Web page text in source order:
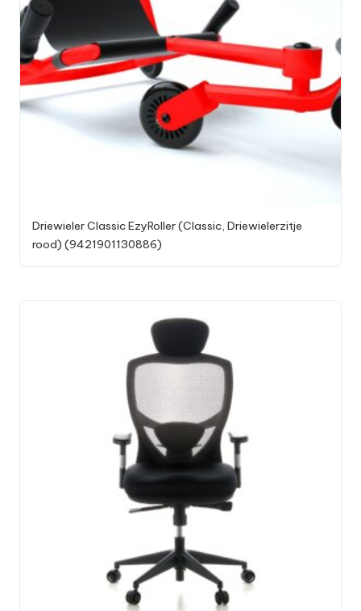
Driewieler Classic EzyRoller (Classic, Driewielerzitje
rood) (9421901130886)